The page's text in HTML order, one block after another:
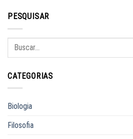
PESQUISAR
CATEGORIAS
Biologia
Filosofia